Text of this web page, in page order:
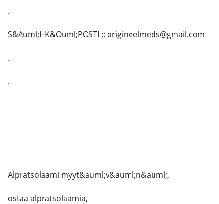
.
S&Auml;HK&Ouml;POSTI :: origineelmeds@gmail.com
.
.
Alpratsolaami myyt&auml;v&auml;n&auml;,
ostaa alpratsolaamia,